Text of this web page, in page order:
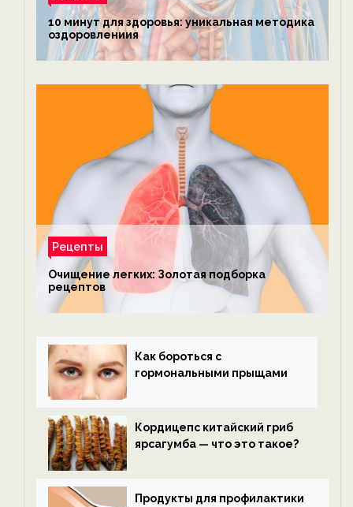
10 минут для здоровья: уникальная методика
оздоровлениия
Рецепты
Очищение легких: Золотая подборка
рецептов
Как бороться с
гормональными прыщами
Кордицепс китайский гриб
ярсагумба — что это такое?
Продукты для профилактики